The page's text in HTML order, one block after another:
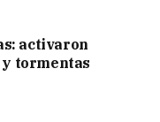
activaron
tormentas